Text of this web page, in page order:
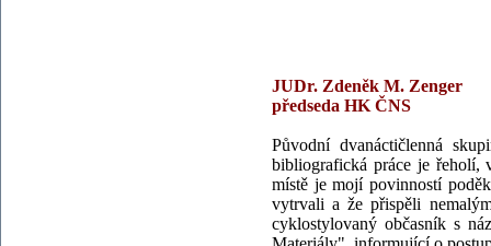
JUDr.
předseda
Původní dvanáctičlenná
bibliografická práce je řeholí,
místě je mojí povinností
vytrvali a že přispěli
cyklostylovaný občasník s